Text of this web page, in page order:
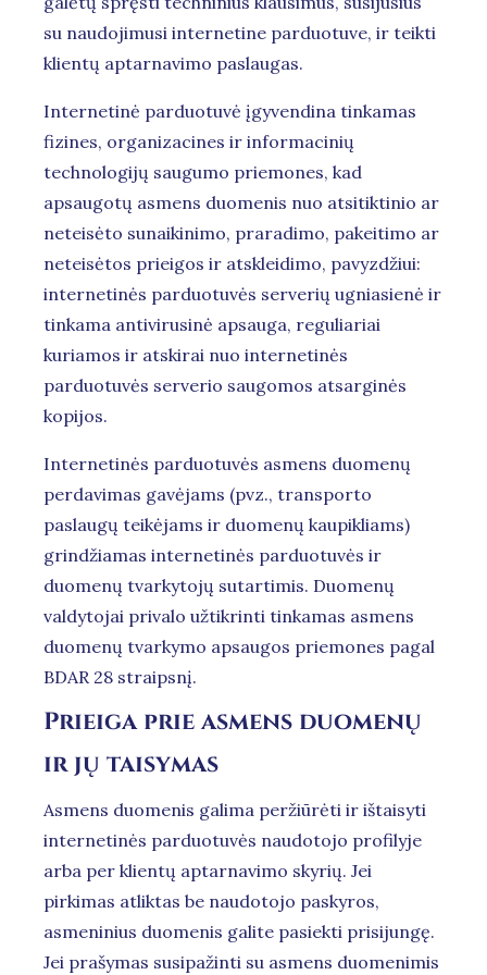
su naudojimusi internetine parduotuve, ir teikti
klientų aptarnavimo paslaugas.
Internetinė parduotuvė įgyvendina tinkamas
fizines, organizacines ir informacinių
technologijų saugumo priemones, kad
apsaugotų asmens duomenis nuo atsitiktinio ar
neteisėto sunaikinimo, praradimo, pakeitimo ar
neteisėtos prieigos ir atskleidimo, pavyzdžiui:
internetinės parduotuvės serverių ugniasienė ir
tinkama antivirusinė apsauga, reguliariai
kuriamos ir atskirai nuo internetinės
parduotuvės serverio saugomos atsarginės
kopijos.
Internetinės parduotuvės asmens duomenų
perdavimas gavėjams (pvz., transporto
paslaugų teikėjams ir duomenų kaupikliams)
grindžiamas internetinės parduotuvės ir
duomenų tvarkytojų sutartimis. Duomenų
valdytojai privalo užtikrinti tinkamas asmens
duomenų tvarkymo apsaugos priemones pagal
BDAR 28 straipsnį.
Prieiga prie asmens duomenų
ir jų taisymas
Asmens duomenis galima peržiūrėti ir ištaisyti
internetinės parduotuvės naudotojo profilyje
arba per klientų aptarnavimo skyrių. Jei
pirkimas atliktas be naudotojo paskyros,
asmeninius duomenis galite pasiekti prisijungę.
Jei prašymas susipažinti su asmens duomenimis